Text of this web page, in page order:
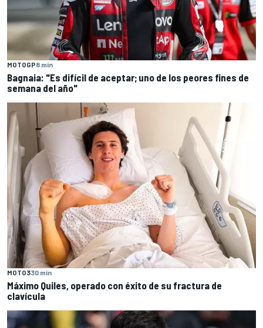
MOTOGP8 min
Bagnaia: "Es difícil de aceptar; uno de los peores fines de
semana del año"
MOTO330 min
Máximo Quiles, operado con éxito de su fractura de
clavícula